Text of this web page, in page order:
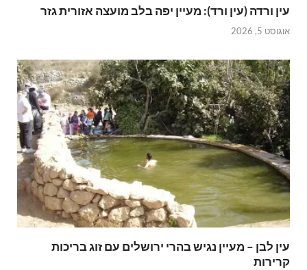
עין ורדה (עין ורד): מעיין יפה בלב מועצה אזורית גזר
אוגוסט 5, 2026
עין לבן – מעיין נגיש בהרי ירושלים עם זוג בריכות
קרירות